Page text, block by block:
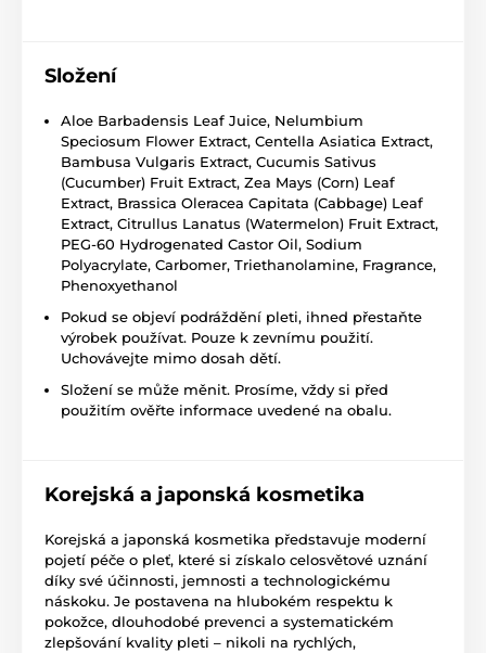
Složení
Aloe Barbadensis Leaf Juice, Nelumbium
Speciosum Flower Extract, Centella Asiatica Extract,
Bambusa Vulgaris Extract, Cucumis Sativus
(Cucumber) Fruit Extract, Zea Mays (Corn) Leaf
Extract, Brassica Oleracea Capitata (Cabbage) Leaf
Extract, Citrullus Lanatus (Watermelon) Fruit Extract,
PEG-60 Hydrogenated Castor Oil, Sodium
Polyacrylate, Carbomer, Triethanolamine, Fragrance,
Phenoxyethanol
Pokud se objeví podráždění pleti, ihned přestaňte
výrobek používat. Pouze k zevnímu použití.
Uchovávejte mimo dosah dětí.
Složení se může měnit. Prosíme, vždy si před
použitím ověřte informace uvedené na obalu.
Korejská a japonská kosmetika
Korejská a japonská kosmetika představuje moderní
pojetí péče o pleť, které si získalo celosvětové uznání
díky své účinnosti, jemnosti a technologickému
náskoku. Je postavena na hlubokém respektu k
pokožce, dlouhodobé prevenci a systematickém
zlepšování kvality pleti – nikoli na rychlých,